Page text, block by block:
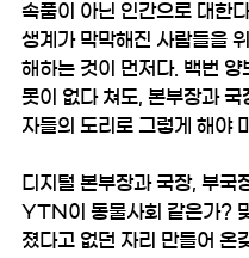
속품이 아닌 인간으로 대한
생계가 막막해진 사람들을
해하는 것이 먼저다. 백번 양
못이 없다 쳐도, 본부장과 국
자들의 도리로 그렇게 해야
디지털 본부장과 국장, 부국
YTN이 동물사회 같은가?
졌다고 없던 자리 만들어 온